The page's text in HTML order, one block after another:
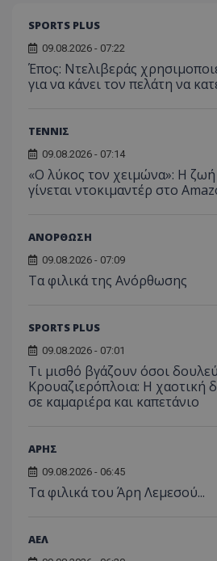
SPORTS PLUS
09.08.2026 - 07:22
Έπος: Ντελιβεράς
για να κάνει τον πελάτη να
ΤΕΝΝΙΣ
09.08.2026 - 07:14
«Ο λύκος τον χειμώνα»: Η
γίνεται ντοκιμαντέρ στο
ΑΝΟΡΘΩΣΗ
09.08.2026 - 07:09
Τα φιλικά της Ανόρθωσης
SPORTS PLUS
09.08.2026 - 07:01
Τι μισθό βγάζουν όσοι
Κρουαζιερόπλοια: Η χαοτική
σε καμαριέρα και καπετάνιο
ΑΡΗΣ
09.08.2026 - 06:45
Τα φιλικά του Άρη Λεμεσού...
ΑΕΛ